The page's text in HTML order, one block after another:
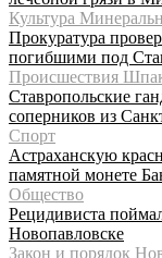
Культура
Прокуратура
погибшими под
Происшествия
Ставропольские
соперников из
Спорт
Астраханскую
памятной монете
Общество
Рецидивиста
Новопавловске
Закон и порядок